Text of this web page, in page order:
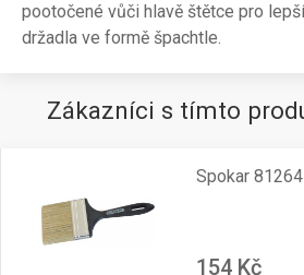
pootočené vůči hlavě štětce pro
držadla ve formě špachtle.
Zákazníci s tímto
Spokar
154 Kč